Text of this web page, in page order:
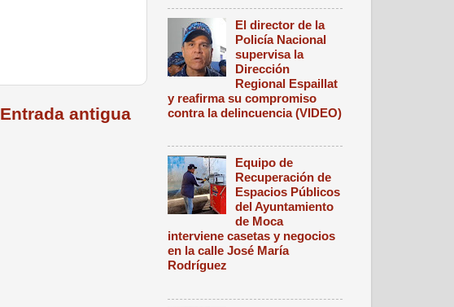
Entrada antigua
El director de la
Policía Nacional
supervisa la
Dirección
Regional Espaillat
y reafirma su compromiso
contra la delincuencia (VIDEO)
Equipo de
Recuperación de
Espacios Públicos
del Ayuntamiento
de Moca
interviene casetas y negocios
en la calle José María
Rodríguez